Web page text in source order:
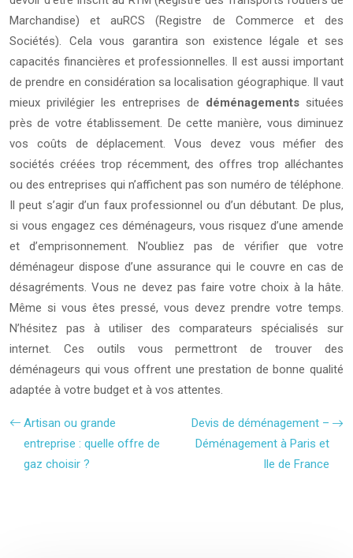
Marchandise) et auRCS (Registre de Commerce et des
Sociétés). Cela vous garantira son existence légale et ses
capacités financières et professionnelles. Il est aussi important
de prendre en considération sa localisation géographique. Il vaut
mieux privilégier les entreprises de déménagements situées
près de votre établissement. De cette manière, vous diminuez
vos coûts de déplacement. Vous devez vous méfier des
sociétés créées trop récemment, des offres trop alléchantes
ou des entreprises qui n’affichent pas son numéro de téléphone.
Il peut s’agir d’un faux professionnel ou d’un débutant. De plus,
si vous engagez ces déménageurs, vous risquez d’une amende
et d’emprisonnement. N’oubliez pas de vérifier que votre
déménageur dispose d’une assurance qui le couvre en cas de
désagréments. Vous ne devez pas faire votre choix à la hâte.
Même si vous êtes pressé, vous devez prendre votre temps.
N’hésitez pas à utiliser des comparateurs spécialisés sur
internet. Ces outils vous permettront de trouver des
déménageurs qui vous offrent une prestation de bonne qualité
adaptée à votre budget et à vos attentes.
Artisan ou grande
entreprise : quelle offre de
gaz choisir ?
Devis de déménagement –
Déménagement à Paris et
Ile de France